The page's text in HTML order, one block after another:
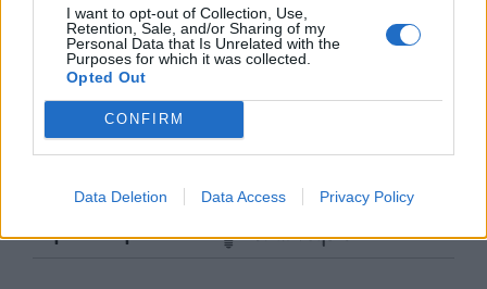
I want to opt-out of Collection, Use,
Retention, Sale, and/or Sharing of my
Personal Data that Is Unrelated with the
Purposes for which it was collected.
Opted Out
CONFIRM
Data Deletion Data Access Privacy Policy
μέλλον του Insurance στην εποχή του AI
Advertorial
Περισσότερα από το